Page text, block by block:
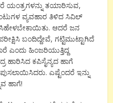
ತಯಾರಿಸುವ,
ವ್ಯವಹಾರ ತಿಳಿದ ಸಿವಿಲ್
ಆದರೆ ಜನ
ಬಂದಿದ್ದೇವೆ, ಗಟ್ಟಿಮುಟ್ಟಾಗಿದೆ
ಎಂದು ಹಿಂಜರಿಯುತ್ತಿದ್ದ
ಕಪಿಸೈನ್ಯದ ಹಾಗೆ
ಎಷ್ಟೆಂದರೆ ಇನ್ನು
ಹಾಗೆ!